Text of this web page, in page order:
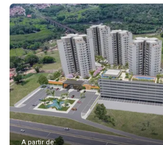
A partir de: